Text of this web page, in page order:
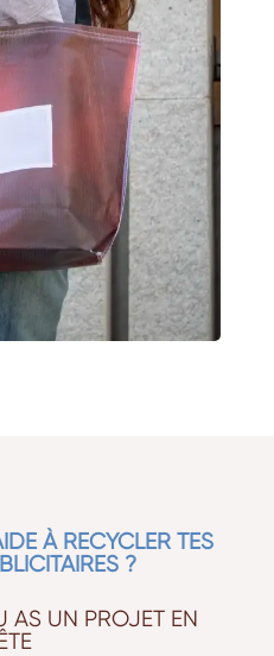
À RECYCLER TES
?
AS UN PROJET EN